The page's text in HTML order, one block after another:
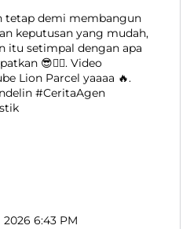
tetap demi membangun
keputusan yang mudah,
itu setimpal dengan apa
😎👍🏻. Video
Lion Parcel yaaaa 🔥.
#CeritaAgen
6:43 PM